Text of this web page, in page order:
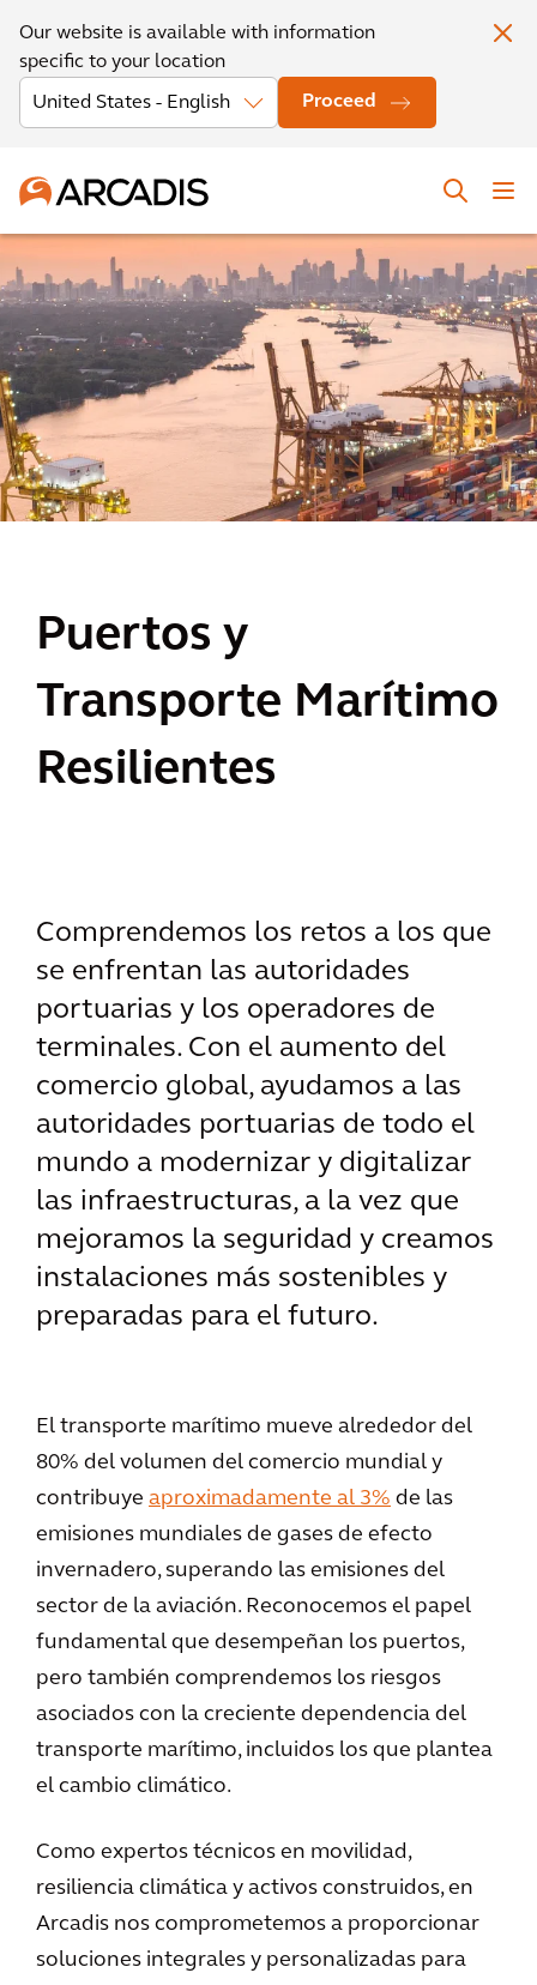
Our website is available with information
specific to your location
Proceed
Puertos y
Transporte Marítimo
Resilientes
Comprendemos los retos a los que
se enfrentan las autoridades
portuarias y los operadores de
terminales. Con el aumento del
comercio global, ayudamos a las
autoridades portuarias de todo el
mundo a modernizar y digitalizar
las infraestructuras, a la vez que
mejoramos la seguridad y creamos
instalaciones más sostenibles y
preparadas para el futuro.
El transporte marítimo mueve alrededor del
80% del volumen del comercio mundial y
contribuye aproximadamente al 3% de las
emisiones mundiales de gases de efecto
invernadero, superando las emisiones del
sector de la aviación. Reconocemos el papel
fundamental que desempeñan los puertos,
pero también comprendemos los riesgos
asociados con la creciente dependencia del
transporte marítimo, incluidos los que plantea
el cambio climático.
Como expertos técnicos en movilidad,
resiliencia climática y activos construidos, en
Arcadis nos comprometemos a proporcionar
soluciones integrales y personalizadas para